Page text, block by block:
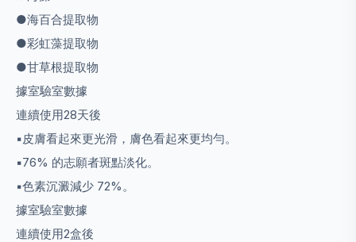
●海百合提取物
●彩虹藻提取物
●甘草根提取物
據室驗室數據
連續使用28天後
▪︎皮膚看起來更光滑，膚色看起來更均勻。
▪︎76% 的志願者斑點淡化。
▪︎色素沉澱減少 72%。
據室驗室數據
連續使用2盒後